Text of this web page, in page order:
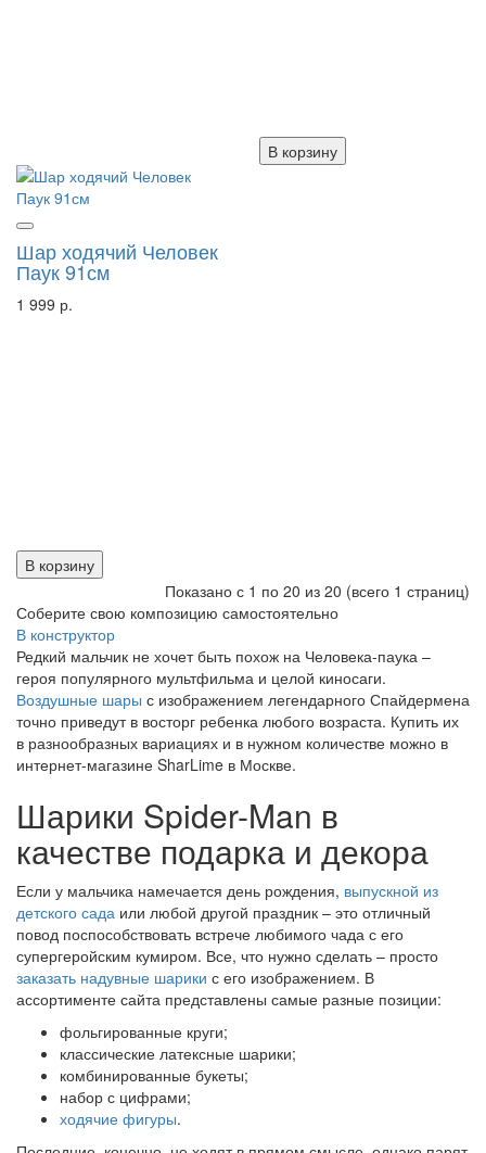
В корзину
Шар ходячий Человек
Паук 91см
1 999 р.
В корзину
Показано с 1 по 20 из 20 (всего 1 страниц)
Соберите свою композицию самостоятельно
В конструктор
Редкий мальчик не хочет быть похож на Человека-паука –
героя популярного мультфильма и целой киносаги.
Воздушные шары с изображением легендарного Спайдермена
точно приведут в восторг ребенка любого возраста. Купить их
в разнообразных вариациях и в нужном количестве можно в
интернет-магазине SharLime в Москве.
Шарики Spider-Man в
качестве подарка и декора
Если у мальчика намечается день рождения, выпускной из
детского сада или любой другой праздник – это отличный
повод поспособствовать встрече любимого чада с его
супергеройским кумиром. Все, что нужно сделать – просто
заказать надувные шарики с его изображением. В
ассортименте сайта представлены самые разные позиции:
фольгированные круги;
классические латексные шарики;
комбинированные букеты;
набор с цифрами;
ходячие фигуры.